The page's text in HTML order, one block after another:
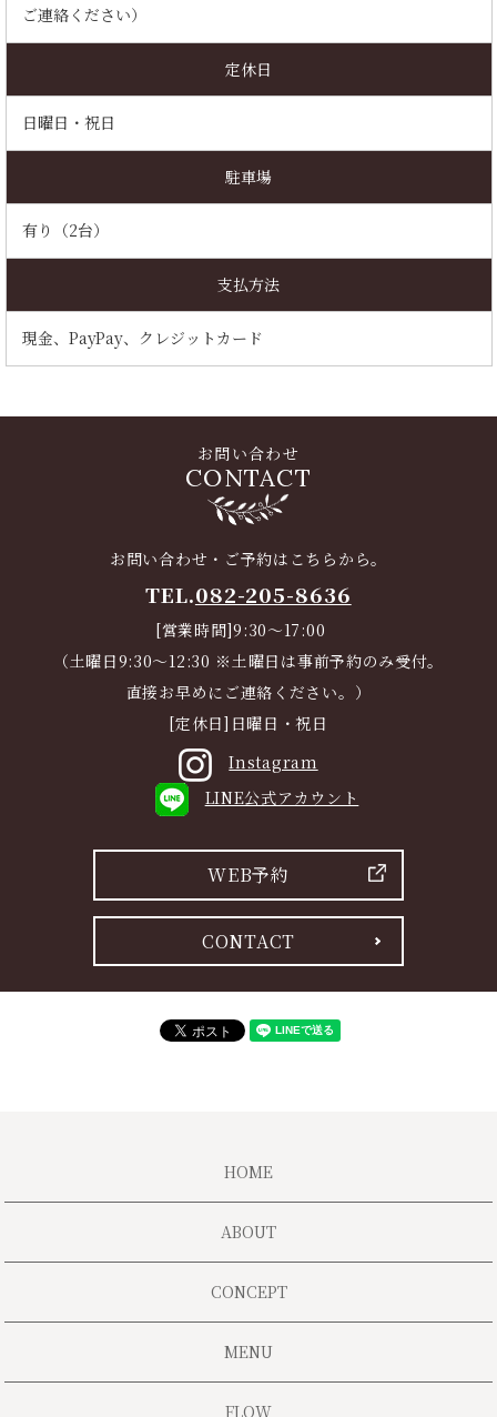
ご連絡ください）
定休日
日曜日・祝日
駐車場
有り（2台）
支払方法
現金、PayPay、クレジットカード
お問い合わせ
CONTACT
お問い合わせ・ご予約はこちらから。
TEL.082-205-8636
[営業時間]9:30～17:00
（土曜日9:30～12:30 ※土曜日は事前予約のみ受付。
直接お早めにご連絡ください。）
[定休日]日曜日・祝日
Instagram
LINE公式アカウント
WEB予約
CONTACT
HOME
ABOUT
CONCEPT
MENU
FLOW